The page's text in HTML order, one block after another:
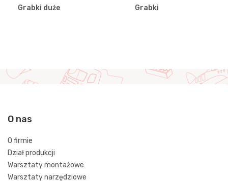
Grabki duże
Grabki
O nas
O firmie
Dział produkcji
Warsztaty montażowe
Warsztaty narzędziowe